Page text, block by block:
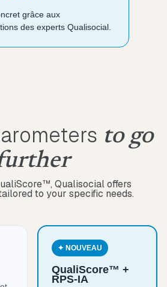
grâce aux
des experts Qualisocial.
to go
Qualisocial offers
to your specific needs.
✦ NOUVEAU
QualiScore™ +
RPS-IA